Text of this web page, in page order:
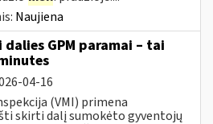
Naujiena
GPM paramai – tai
04-16
(VMI) primena
skirti dalį sumokėto gyventojų